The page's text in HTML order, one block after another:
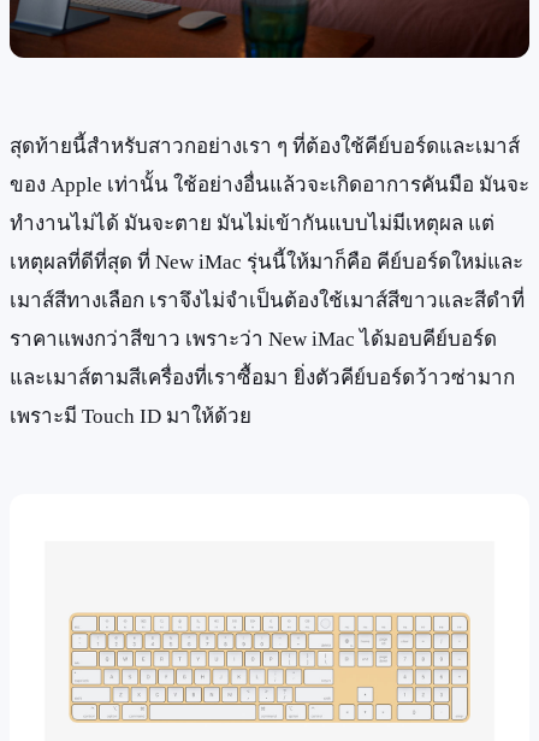
สุดท้ายนี้สำหรับสาวกอย่างเรา ๆ ที่ต้องใช้คีย์บอร์ดและเมาส์
ของ Apple เท่านั้น ใช้อย่างอื่นแล้วจะเกิดอาการคันมือ มันจะ
ทำงานไม่ได้ มันจะตาย มันไม่เข้ากันแบบไม่มีเหตุผล แต่
เหตุผลที่ดีที่สุด ที่ New iMac รุ่นนี้ให้มาก็คือ คีย์บอร์ดใหม่และ
เมาส์สีทางเลือก เราจึงไม่จำเป็นต้องใช้เมาส์สีขาวและสีดำที่
ราคาแพงกว่าสีขาว เพราะว่า New iMac ได้มอบคีย์บอร์ด
และเมาส์ตามสีเครื่องที่เราซื้อมา ยิ่งตัวคีย์บอร์ดว้าวซ่ามาก
เพราะมี Touch ID มาให้ด้วย